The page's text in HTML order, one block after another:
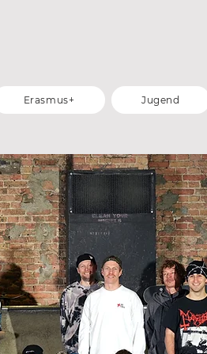
Erasmus+ Jugend